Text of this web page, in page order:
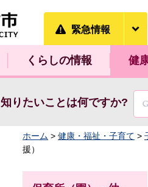
緊急情報
くらしの情報 健
知りたいことは何ですか?
ホーム > 健康・福祉・子育て >
援）